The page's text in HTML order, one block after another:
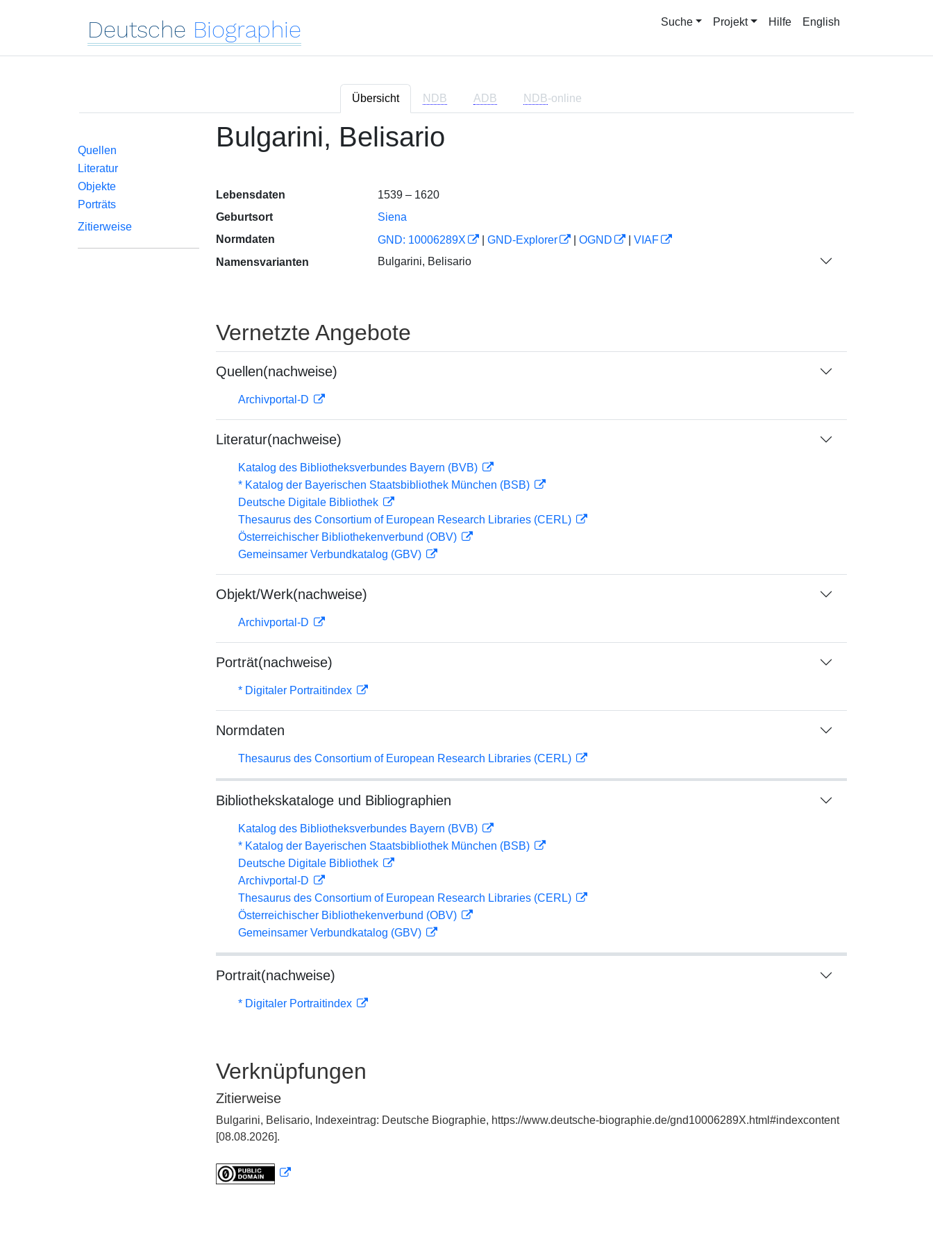
Deutsche Biographie Suche Projekt Hilfe English
Übersicht NDB ADB NDB-online
Quellen
Literatur
Objekte
Porträts
Zitierweise
Bulgarini, Belisario
Lebensdaten
1539 – 1620
Geburtsort
Siena
Normdaten
GND: 10006289X GND-Explorer OGND
VIAF
Namensvarianten
Bulgarini, Belisario
Vernetzte Angebote
Quellen(nachweise)
Archivportal-D
Literatur(nachweise)
Katalog des Bibliotheksverbundes Bayern (BVB)
* Katalog der Bayerischen Staatsbibliothek München (BSB)
Deutsche Digitale Bibliothek
Thesaurus des Consortium of European Research Libraries (CERL)
Österreichischer Bibliothekenverbund (OBV)
Gemeinsamer Verbundkatalog (GBV)
Objekt/Werk(nachweise)
Archivportal-D
Porträt(nachweise)
* Digitaler Portraitindex
Normdaten
Thesaurus des Consortium of European Research Libraries (CERL)
Bibliothekskataloge und Bibliographien
Katalog des Bibliotheksverbundes Bayern (BVB)
* Katalog der Bayerischen Staatsbibliothek München (BSB)
Deutsche Digitale Bibliothek
Archivportal-D
Thesaurus des Consortium of European Research Libraries (CERL)
Österreichischer Bibliothekenverbund (OBV)
Gemeinsamer Verbundkatalog (GBV)
Portrait(nachweise)
* Digitaler Portraitindex
Verknüpfungen
Zitierweise
Bulgarini, Belisario, Indexeintrag: Deutsche Biographie, https://www.deutsche-biographie.de/gnd10006289X.html#indexcontent
[08.08.2026].